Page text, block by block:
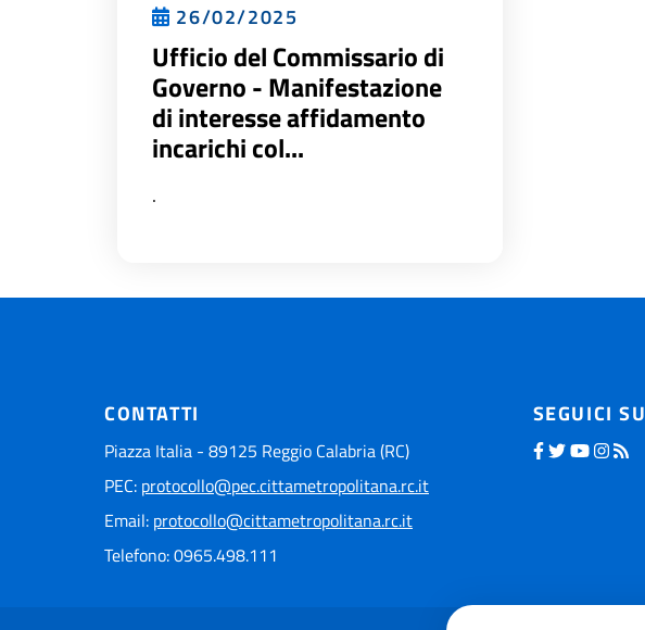
26/02/2025
Ufficio del Commissario di
Governo - Manifestazione
di interesse affidamento
incarichi col...
.
CONTATTI
Piazza Italia - 89125 Reggio Calabria (RC)
PEC: protocollo@pec.cittametropolitana.rc.it
Email: protocollo@cittametropolitana.rc.it
Telefono: 0965.498.111
SEGUICI SU